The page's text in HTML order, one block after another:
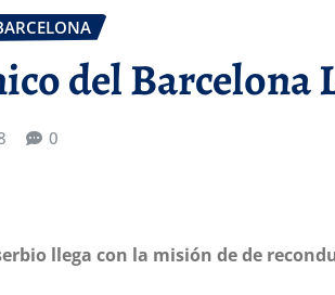
del Barcelona
0
llega con la misión de de